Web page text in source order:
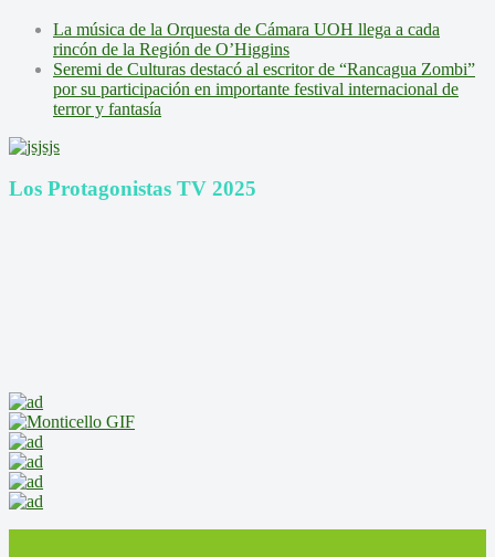
La música de la Orquesta de Cámara UOH llega a cada
rincón de la Región de O’Higgins
Seremi de Culturas destacó al escritor de “Rancagua Zombi”
por su participación en importante festival internacional de
terror y fantasía
Los Protagonistas TV 2025